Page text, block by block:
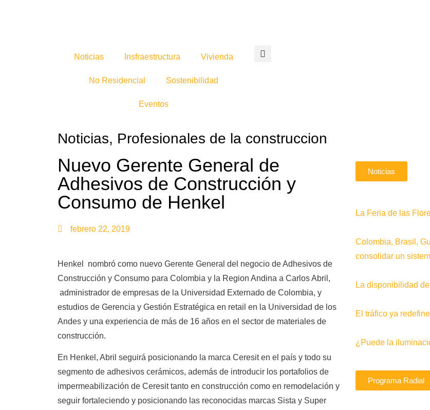
Noticias Insfraestructura Vivienda
No Residencial Sostenibilidad
Eventos
Noticias, Profesionales de la construccion
Nuevo Gerente General de
Adhesivos de Construcción y
Consumo de Henkel
febrero 22, 2019
Henkel nombró como nuevo Gerente General del negocio de Adhesivos de
Construcción y Consumo para Colombia y la Region Andina a Carlos Abril,
administrador de empresas de la Universidad Externado de Colombia, y
estudios de Gerencia y Gestión Estratégica en retail en la Universidad de los
Andes y una experiencia de más de 16 años en el sector de materiales de
construcción.
En Henkel, Abril seguirá posicionando la marca Ceresit en el país y todo su
segmento de adhesivos cerámicos, además de introducir los portafolios de
impermeabilización de Ceresit tanto en construcción como en remodelación y
seguir fortaleciendo y posicionando las reconocidas marcas Sista y Super
Noticias
La Feria de las
Colombia, Brasil,
consolidar un
La disponibilidad
El tráfico ya
¿Puede la
Programa Radial